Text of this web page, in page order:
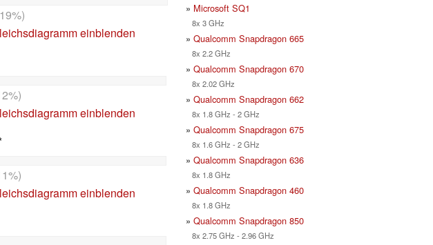
einblenden
einblenden
einblenden
» Microsoft SQ1
8x 3 GHz
» Qualcomm Snapdragon 665
8x 2.2 GHz
» Qualcomm Snapdragon 670
8x 2.02 GHz
» Qualcomm Snapdragon 662
8x 1.8 GHz - 2 GHz
» Qualcomm Snapdragon 675
8x 1.6 GHz - 2 GHz
» Qualcomm Snapdragon 636
8x 1.8 GHz
» Qualcomm Snapdragon 460
8x 1.8 GHz
» Qualcomm Snapdragon 850
8x 2.75 GHz - 2.96 GHz